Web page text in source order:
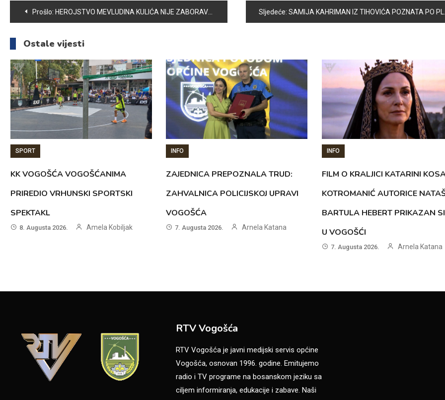
Navigacija
članaka
Prošlo: HEROJSTVO MEVLUDINA KULIĆA NIJE ZABORAVLJENO Sljedeće: SAMIJA KAHRIMAN IZ TIHOVIĆA POZNATA PO PLETENJU VUNENIH ČARAPA
Ostale vijesti
SPORT
KK VOGOŠĆA VOGOŠĆANIMA
PRIREDIO VRHUNSKI SPORTSKI
SPEKTAKL
8. Augusta 2026. Amela Kobiljak
INFO
ZAJEDNICA PREPOZNALA TRUD:
ZAHVALNICA POLICIJSKOJ UPRAVI
VOGOŠĆA
7. Augusta 2026. Arnela Katana
INFO
FILM O KRALJICI KATARINI
KOTROMANIĆ AUTORICE
BARTULA HEBERT PRIKAZAN
U VOGOŠĆI
7. Augusta 2026. Arnela Katana
RTV Vogošća
RTV Vogošća je javni medijski servis općine
Vogošća, osnovan 1996. godine. Emitujemo
radio i TV programe na bosanskom jeziku sa
ciljem informiranja, edukacije i zabave. Naši